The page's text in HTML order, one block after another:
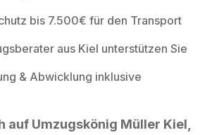
bis 7.500€ für den Transport
aus Kiel unterstützen Sie
& Abwicklung inklusive
auf Umzugskönig Müller Kiel,